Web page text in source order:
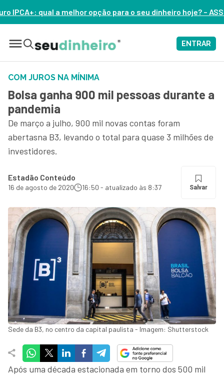
melhor opção para o seu dinheiro hoje? – ASSISTA AGORA
ENTRAR
COM JUROS NA MÍNIMA
Bolsa ganha 900 mil pessoas durante a
pandemia
De março a julho, 900 mil novas contas foram
abertasna B3, levando o total para quase 3 milhões de
investidores.
Estadão Conteúdo
16 de agosto de 2020 16:50 - atualizado às 8:37 Salvar
Sede da B3, no centro da capital paulista - Imagem: Shutterstock
Após uma década estacionada em torno dos 500 mil